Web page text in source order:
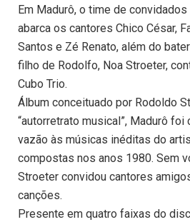
Em Madurô, o time de
abarca os cantores Chico César,
Santos e Zé Renato, além do
filho de Rodolfo, Noa Stroeter,
Cubo Trio.
Álbum conceituado por Rodoldo
“autorretrato musical”, Madurô foi
vazão às músicas inéditas do
compostas nos anos 1980. Sem
Stroeter convidou cantores
canções.
Presente em quatro faixas do